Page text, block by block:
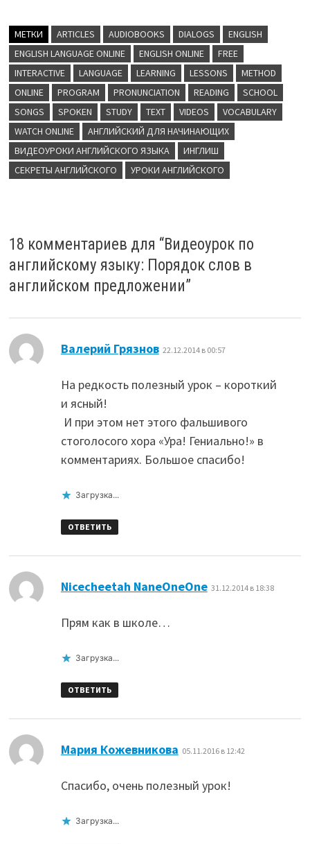
МЕТКИ ARTICLES AUDIOBOOKS DIALOGS
ENGLISH
ENGLISH LANGUAGE ONLINE
ENGLISH ONLINE
FREE
INTERACTIVE
LANGUAGE LEARNING LESSONS
METHOD
ONLINE
PROGRAM PRONUNCIATION READING
SCHOOL
SONGS
SPOKEN STUDY TEXT VIDEOS
VOCABULARY
WATCH ONLINE
АНГЛИЙСКИЙ ДЛЯ НАЧИНАЮЩИХ
ВИДЕОУРОКИ АНГЛИЙСКОГО ЯЗЫКА
ИНГЛИШ
СЕКРЕТЫ АНГЛИЙСКОГО
УРОКИ АНГЛИЙСКОГО
18 комментариев для “Видеоурок по
английскому языку: Порядок слов в
английском предложении”
Валерий Грязнов: 22.12.2014 в 00:57
На редкость полезный урок – короткий
и ясный!
И при этом нет этого фальшивого
стоголосого хора «Ура! Гениально!» в
комментариях. Большое спасибо!
Загрузка...
ОТВЕТИТЬ
Nicecheetah NaneOneOne: 31.12.2014 в 18:38
Прям как в школе…
Загрузка...
ОТВЕТИТЬ
Мария Кожевникова 05.11.2016 в 12:42
Спасибо, очень полезный урок!
Загрузка...